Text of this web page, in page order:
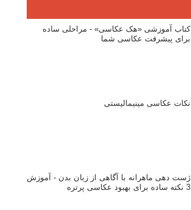
کتاب آموزشی «هک عکاسی» - مراحلی ساده
برای پیشرفت عکاسی شما
نکات عکاسی مینیمالیستی
ژست دهی ماهرانه با آگاهی از زبان بدن - آموزش
3 نکته ساده برای بهبود عکاسی پرتره